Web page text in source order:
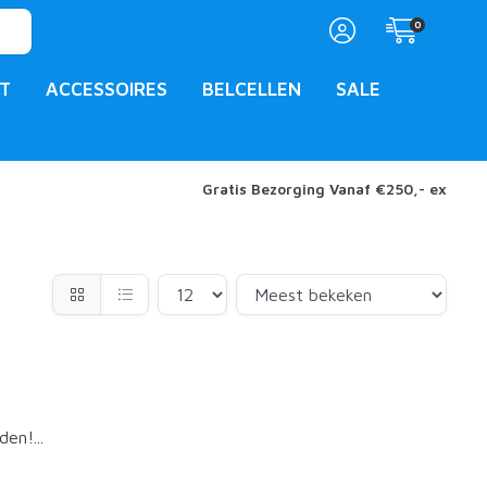
0
ACCESSOIRES BELCELLEN SALE
Gratis Bezorging Vanaf €250,- ex